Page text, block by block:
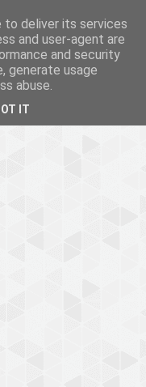
to deliver its services
and user-agent are
and security
generate usage
abuse.
IT